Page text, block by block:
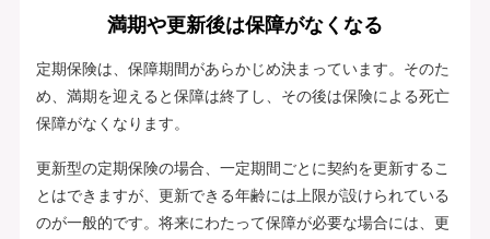
満期や更新後は保障がなくなる
定期保険は、保障期間があらかじめ決まっています。そのた
め、満期を迎えると保障は終了し、その後は保険による死亡
保障がなくなります。
更新型の定期保険の場合、一定期間ごとに契約を更新するこ
とはできますが、更新できる年齢には上限が設けられている
のが一般的です。将来にわたって保障が必要な場合には、更